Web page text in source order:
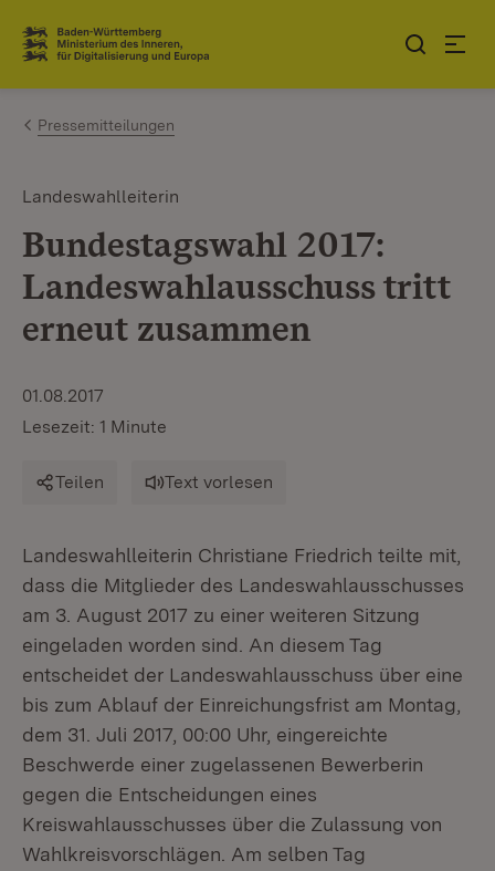
Zum Inhalt springen
Link zur Startseite
Pressemitteilungen
Landeswahlleiterin
Bundestagswahl 2017:
Landeswahlausschuss tritt
erneut zusammen
01.08.2017
Lesezeit: 1 Minute
Teilen Text vorlesen
Landeswahlleiterin Christiane Friedrich teilte mit,
dass die Mitglieder des Landeswahlausschusses
am 3. August 2017 zu einer weiteren Sitzung
eingeladen worden sind. An diesem Tag
entscheidet der Landeswahlausschuss über eine
bis zum Ablauf der Einreichungsfrist am Montag,
dem 31. Juli 2017, 00:00 Uhr, eingereichte
Beschwerde einer zugelassenen Bewerberin
gegen die Entscheidungen eines
Kreiswahlausschusses über die Zulassung von
Wahlkreisvorschlägen. Am selben Tag